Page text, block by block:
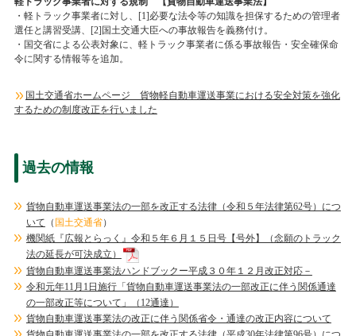
・軽トラック事業者に対し、[1]必要な法令等の知識を担保するための管理者
選任と講習受講、[2]国土交通大臣への事故報告を義務付け。
・国交省による公表対象に、軽トラック事業者に係る事故報告・安全確保命
令に関する情報等を追加。
国土交通省ホームページ 貨物軽自動車運送事業における安全対策を強化
するための制度改正を行いました
過去の情報
貨物自動車運送事業法の一部を改正する法律（令和５年法律第62号）につ
いて （ 国土交通省）
機関紙『広報とらっく』令和５年６月１５日号【号外】（念願のトラック
法の延長が可決成立）
貨物自動車運送事業法ハンドブックー平成３０年１２月改正対応－
令和元年11月1日施行「貨物自動車運送事業法の一部改正に伴う関係通達
の一部改正等について」（12通達）
貨物自動車運送事業法の改正に伴う関係省令・通達の改正内容について